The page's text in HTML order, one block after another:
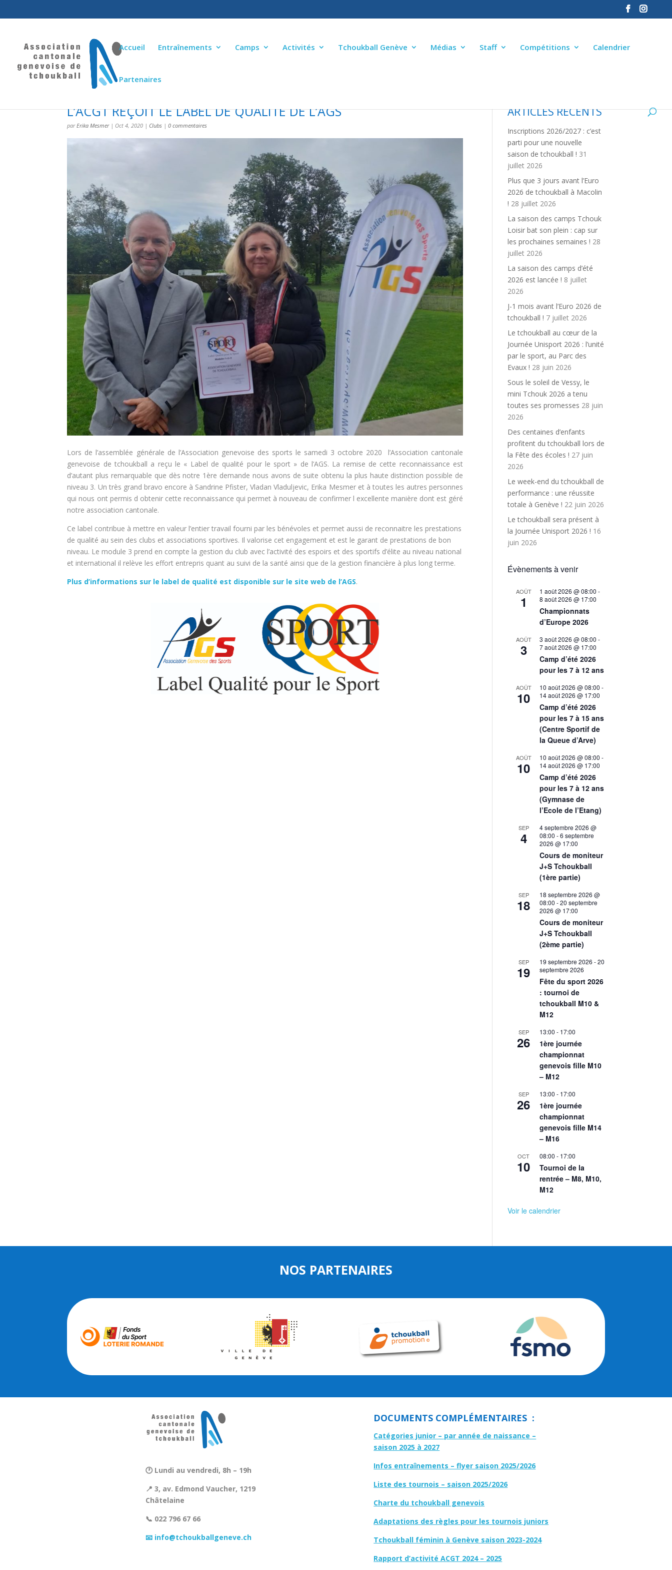
Accueil Entraînements Camps Activités Tchoukball Genève Médias Staff Compétitions Calendrier
Partenaires
L’ACGT REÇOIT LE LABEL DE QUALITÉ DE L’AGS
parErika Mesmer| Oct 4, 2020 | Clubs |0 commentaires
Lors de l’assemblée générale de l’Association genevoise des sports le samedi 3 octobre 2020 l’Association cantonale
genevoise de tchoukball a reçu le « Label de qualité pour le sport » de l’AGS. La remise de cette reconnaissance est
d’autant plus remarquable que dès notre 1ère demande nous avons de suite obtenu la plus haute distinction possible de
niveau 3. Un très grand bravo encore à Sandrine Pfister, Vladan Vladuljevic, Erika Mesmer et à toutes les autres personnes
qui nous ont permis d obtenir cette reconnaissance qui permet à nouveau de confirmer l excellente manière dont est géré
notre association cantonale.
Ce label contribue à mettre en valeur l’entier travail fourni par les bénévoles et permet aussi de reconnaitre les prestations
de qualité au sein des clubs et associations sportives. Il valorise cet engagement et est le garant de prestations de bon
niveau. Le module 3 prend en compte la gestion du club avec l’activité des espoirs et des sportifs d’élite au niveau national
et international il relève les effort entrepris quant au suivi de la santé ainsi que de la gestion financière à plus long terme.
Plus d’informations sur le label de qualité est disponible sur le site web de l’AGS.
ARTICLES RÉCENTS
Inscriptions 2026/2027 : c’est
parti pour une nouvelle
saison de tchoukball ! 31
juillet 2026
Plus que 3 jours avant l’Euro
2026 de tchoukball à Macolin
! 28 juillet 2026
La saison des camps Tchouk
Loisir bat son plein : cap sur
les prochaines semaines ! 28
juillet 2026
La saison des camps d’été
2026 est lancée ! 8 juillet
2026
J-1 mois avant l’Euro 2026 de
tchoukball ! 7 juillet 2026
Le tchoukball au cœur de la
Journée Unisport 2026 : l’unité
par le sport, au Parc des
Evaux ! 28 juin 2026
Sous le soleil de Vessy, le
mini Tchouk 2026 a tenu
toutes ses promesses 28 juin
2026
Des centaines d’enfants
profitent du tchoukball lors de
la Fête des écoles ! 27 juin
2026
Le week-end du tchoukball de
performance : une réussite
totale à Genève ! 22 juin 2026
Le tchoukball sera présent à
la Journée Unisport 2026 ! 16
juin 2026
Évènements à venir
AOÛT
1
1 août 2026 @ 08:00 -
8 août 2026 @ 17:00
Championnats
d’Europe 2026
AOÛT
3
3 août 2026 @ 08:00 -
7 août 2026 @ 17:00
Camp d’été 2026
pour les 7 à 12 ans
AOÛT
10
10 août 2026 @ 08:00 -
14 août 2026 @ 17:00
Camp d’été 2026
pour les 7 à 15 ans
(Centre Sportif de
la Queue d’Arve)
AOÛT
10
10 août 2026 @ 08:00 -
14 août 2026 @ 17:00
Camp d’été 2026
pour les 7 à 12 ans
(Gymnase de
l’Ecole de l’Etang)
SEP
4
4 septembre 2026 @
08:00 -6 septembre
2026 @ 17:00
Cours de moniteur
J+S Tchoukball
(1ère partie)
SEP
18
18 septembre 2026 @
08:00 -20 septembre
2026 @ 17:00
Cours de moniteur
J+S Tchoukball
(2ème partie)
SEP
19
19 septembre 2026 -20
septembre 2026
Fête du sport 2026
: tournoi de
tchoukball M10 &
M12
SEP
26
13:00 - 17:00
1ère journée
championnat
genevois fille M10
– M12
SEP
26
13:00 - 17:00
1ère journée
championnat
genevois fille M14
– M16
OCT
10
08:00 - 17:00
Tournoi de la
rentrée – M8, M10,
M12
Voir le calendrier
NOS PARTENAIRES
🕐 Lundi au vendredi, 8h – 19h
📍 3, av. Edmond Vaucher, 1219
Châtelaine
📞 022 796 67 66
📧 info@tchoukballgeneve.ch
DOCUMENTS COMPLÉMENTAIRES :
Catégories junior – par année de naissance –
saison 2025 à 2027
Infos entraînements – flyer saison 2025/2026
Liste des tournois – saison 2025/2026
Charte du tchoukball genevois
Adaptations des règles pour les tournois juniors
Tchoukball féminin à Genève saison 2023-2024
Rapport d’activité ACGT 2024 – 2025